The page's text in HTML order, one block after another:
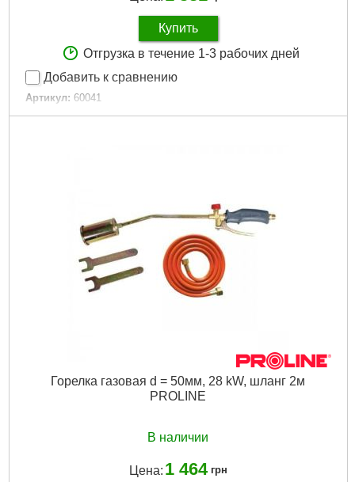
Купить
Отгрузка в течение 1-3 рабочих дней
Добавить к сравнению
Артикул: 60041
Код товара: 16.62.97
Горелка газовая d = 50мм, 28 kW, шланг 2м
PROLINE
В наличии
Цена: 1 464 грн